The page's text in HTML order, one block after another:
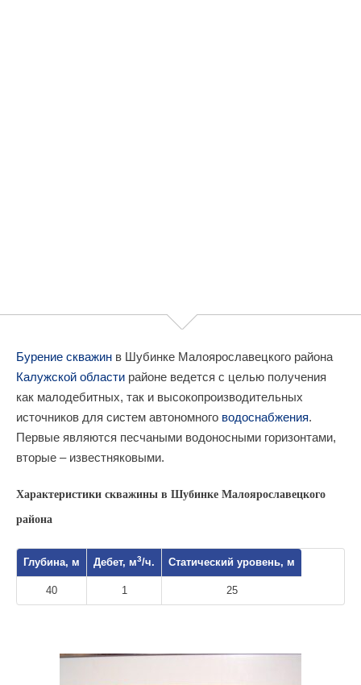
Бурение скважин в Шубинке Малоярославецкого района
Калужской области районе ведется с целью получения
как малодебитных, так и высокопроизводительных
источников для систем автономного водоснабжения.
Первые являются песчаными водоносными горизонтами,
вторые – известняковыми.
Характеристики скважины в Шубинке Малоярославецкого
района
Глубина, м Дебет, м3/ч. Статический уровень, м
40 1 25